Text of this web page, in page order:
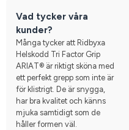
Vad tycker våra
kunder?
Många tycker att Ridbyxa
Helskodd Tri Factor Grip
ARIAT® är riktigt sköna med
ett perfekt grepp som inte är
för klistrigt. De är snygga,
har bra kvalitet och känns
mjuka samtidigt som de
håller formen väl.